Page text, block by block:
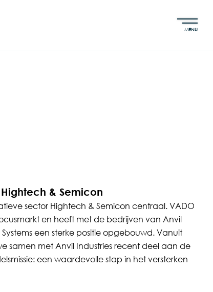
MENU
& Semicon
sector Hightech & Semicon centraal. VADO
en heeft met de bedrijven van Anvil
een sterke positie opgebouwd. Vanuit
samen met Anvil Industries recent deel aan de
een waardevolle stap in het versterken